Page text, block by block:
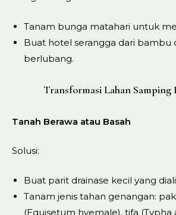
Tanam bunga matahari untuk
Buat hotel serangga dari bambu
berlubang.
Transformasi Lahan Samping
Tanah Berawa atau Basah
Solusi:
Buat parit drainase kecil yang
Tanam jenis tahan genangan:
(Equisetum hyemale), tifa (Typha